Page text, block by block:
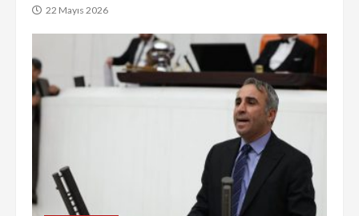
22 Mayıs 2026